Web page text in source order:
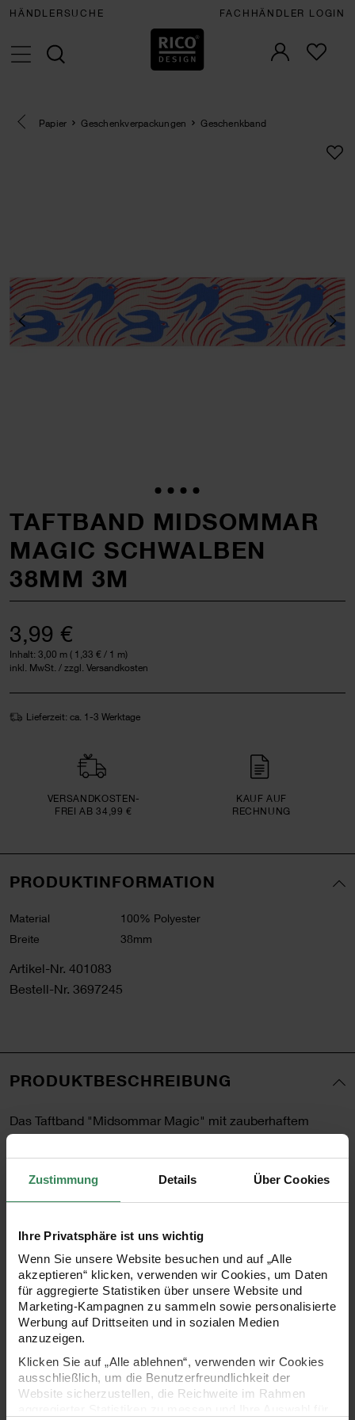
Zustimmung Details Über Cookies
Ihre Privatsphäre ist uns wichtig
Wenn Sie unsere Website besuchen und auf „Alle
akzeptieren“ klicken, verwenden wir Cookies, um Daten
für aggregierte Statistiken über unsere Website und
Marketing-Kampagnen zu sammeln sowie personalisierte
Werbung auf Drittseiten und in sozialen Medien
anzuzeigen.
Klicken Sie auf „Alle ablehnen“, verwenden wir Cookies
ausschließlich, um die Benutzerfreundlichkeit der
Website sicherzustellen, die Reichweite im Rahmen
HÄNDLERSUCHE FACHHÄNDLER LOGIN
Eine Kategorie zurück navigieren
Papier Geschenkverpackungen Geschenkband
TAFTBAND MIDSOMMAR
MAGIC SCHWALBEN
38MM 3M
3,99 €
Inhalt: 3,00 m ( 1,33 € / 1 m)
inkl. MwSt. / zzgl. Versandkosten
Lieferzeit: ca. 1-3 Werktage
VERSAND­KOSTEN­
FREI AB 34,99 €
KAUF AUF
RECHNUNG
PRODUKTINFORMATION
Material
100% Polyester
Breite
38mm
Artikel-Nr. 401083
Bestell-Nr. 3697245
PRODUKTBESCHREIBUNG
Das Taftband "Midsommar Magic" mit zauberhaftem
Breite von 38 mm und einer Länge von 3 m eignet es sich
hochwertige Taftstoff verleiht dem Band einen edlen Glanz
und sorgt für eine angenehme Haptik. Das detailreiche
Schwalbenmotiv fügt eine elegante und natürliche Note
hinzu, die sich perfekt für besondere Anlässe und kreative
Gestaltungen eignet.
- Taftband zum Verzieren von Geschenken oder